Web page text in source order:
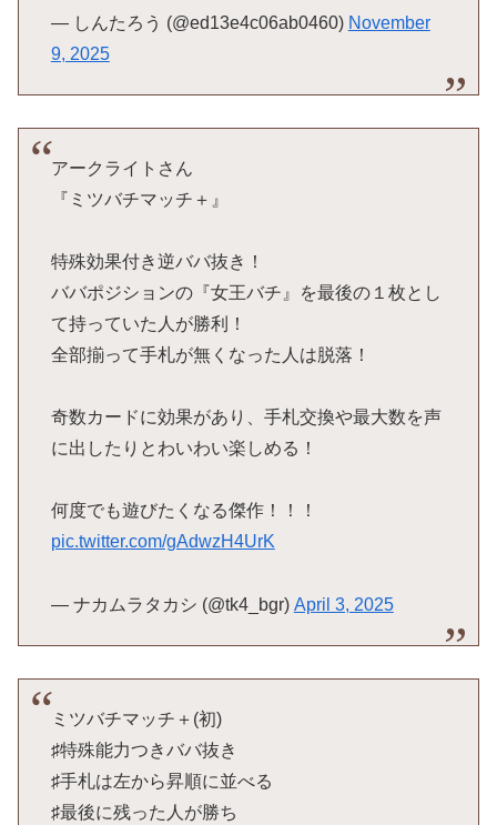
— しんたろう (@ed13e4c06ab0460) November
9, 2025
アークライトさん
『ミツバチマッチ＋』
特殊効果付き逆ババ抜き！
ババポジションの『女王バチ』を最後の１枚とし
て持っていた人が勝利！
全部揃って手札が無くなった人は脱落！
奇数カードに効果があり、手札交換や最大数を声
に出したりとわいわい楽しめる！
何度でも遊びたくなる傑作！！！
pic.twitter.com/gAdwzH4UrK
— ナカムラタカシ (@tk4_bgr) April 3, 2025
ミツバチマッチ＋(初)
♯特殊能力つきババ抜き
♯手札は左から昇順に並べる
♯最後に残った人が勝ち